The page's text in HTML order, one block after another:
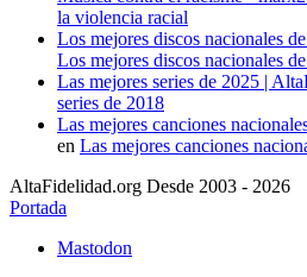
la violencia racial
Los mejores discos nacionales
Los mejores discos nacionales
Las mejores series de 2025 |
series de 2018
Las mejores canciones
en Las mejores canciones
AltaFidelidad.org Desde 2003 - 2026
Portada
Mastodon